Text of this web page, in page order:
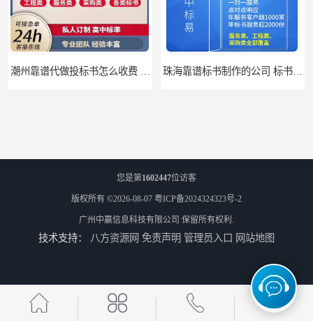
您是第1602447位访客
版权所有 ©2026-08-07 粤ICP备2024324323号-2
广州中赢信息科技有限公司 保留所有权利.
技术支持： 八方资源网 免责声明 管理员入口 网站地图